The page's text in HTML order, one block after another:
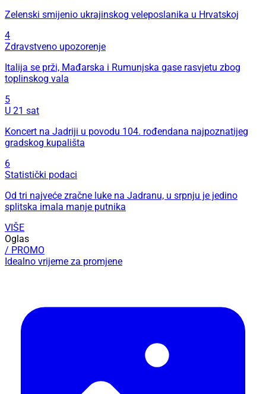
Zelenski smijenio ukrajinskog veleposlanika u Hrvatskoj
4
Zdravstveno upozorenje
Italija se prži, Mađarska i Rumunjska gase rasvjetu zbog
toplinskog vala
5
U 21 sat
Koncert na Jadriji u povodu 104. rođendana najpoznatijeg
gradskog kupališta
6
Statistički podaci
Od tri najveće zračne luke na Jadranu, u srpnju je jedino
splitska imala manje putnika
VIŠE
Oglas
/ PROMO
Idealno vrijeme za promjene